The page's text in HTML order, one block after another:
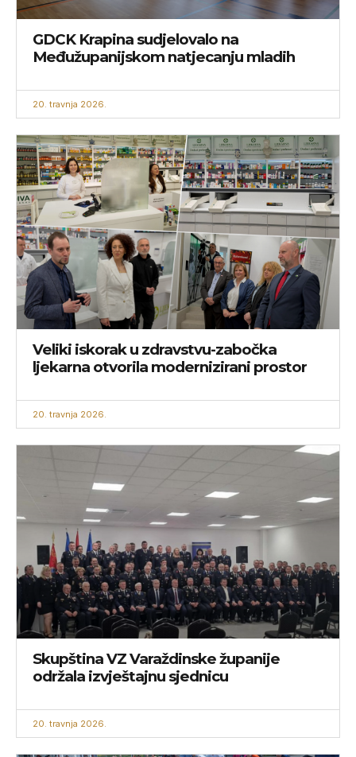
GDCK Krapina sudjelovalo na
Međužupanijskom natjecanju mladih
20. travnja 2026.
Veliki iskorak u zdravstvu-zabočka
ljekarna otvorila modernizirani prostor
20. travnja 2026.
Skupština VZ Varaždinske županije
održala izvještajnu sjednicu
20. travnja 2026.